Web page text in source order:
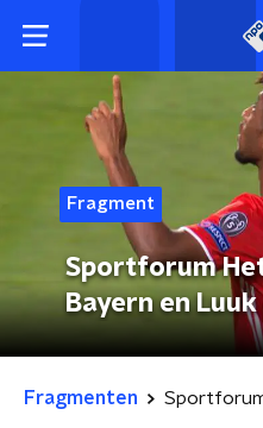
Fragment
Sportforum
Bayern en
Fragmenten